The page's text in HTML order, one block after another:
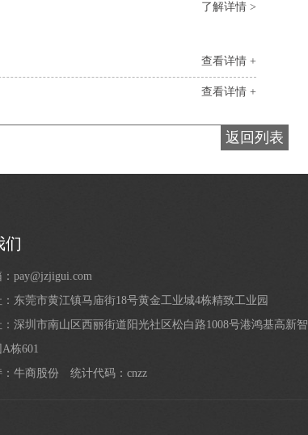
了解详情 >
查看详情 +
查看详情 +
返回列表
们
pay@jzjigui.com
东莞市黄江镇马庙街18号黄金工业城4栋精致工业园
深圳市南山区西丽街道阳光社区松白路1008号港鸿基高新智
栋601
牛商股份 统计代码：cnzz